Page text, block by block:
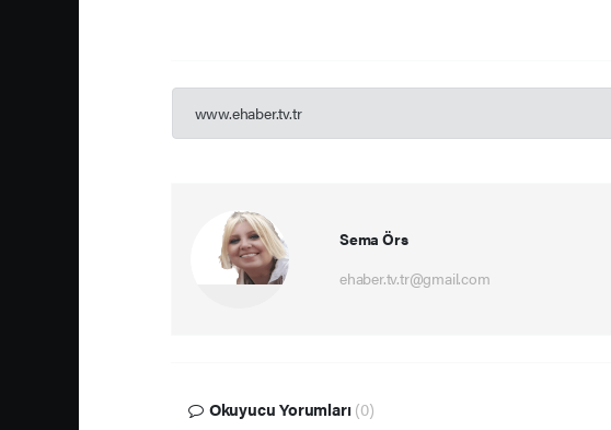
www.ehaber.tv.tr
Sema Örs
ehaber.tv.tr@gmail.com
Okuyucu Yorumları (0)